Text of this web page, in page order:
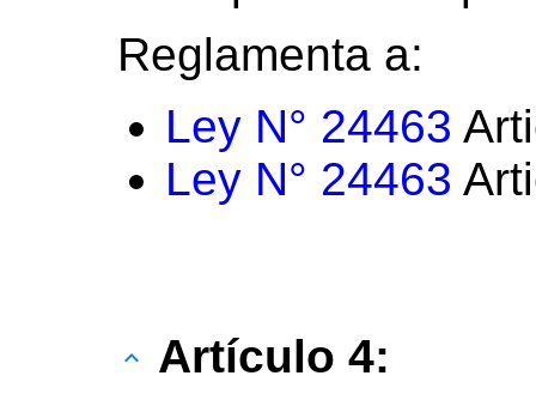
Reglamenta a:
Ley N° 24463
Ley N° 24463
Artículo 4: